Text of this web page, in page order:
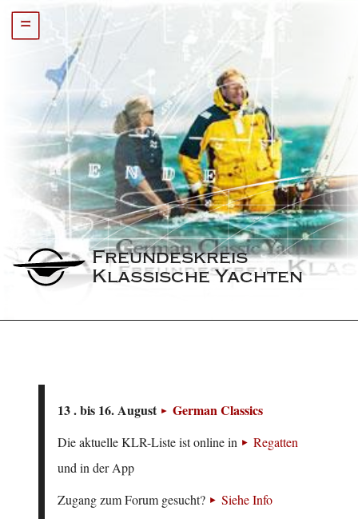
=
Freundeskreis
Klassische Yachten
13 . bis 16. August German Classics
Die aktuelle KLR-Liste ist online in
Regatten
und in der App
Zugang zum Forum gesucht?
Siehe Info